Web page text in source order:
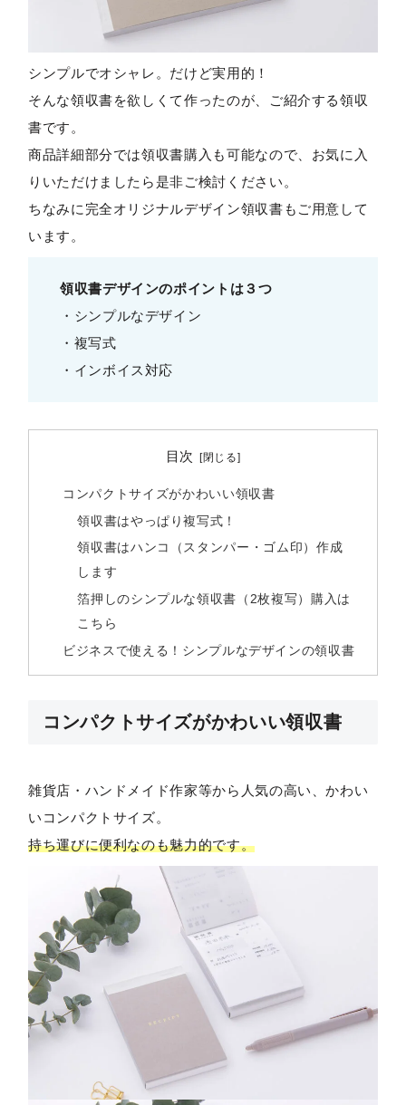
シンプルでオシャレ。だけど実用的！
そんな領収書を欲しくて作ったのが、ご紹介する領収
書です。
商品詳細部分では領収書購入も可能なので、お気に入
りいただけましたら是非ご検討ください。
ちなみに完全オリジナルデザイン領収書もご用意して
います。
領収書デザインのポイントは３つ
・シンプルなデザイン
・複写式
・インボイス対応
目次
コンパクトサイズがかわいい領収書
領収書はやっぱり複写式！
領収書はハンコ（スタンパー・ゴム印）作成
します
箔押しのシンプルな領収書（2枚複写）購入は
こちら
ビジネスで使える！シンプルなデザインの領収書
コンパクトサイズがかわいい領収書
雑貨店・ハンドメイド作家等から人気の高い、かわい
いコンパクトサイズ。
持ち運びに便利なのも魅力的です。